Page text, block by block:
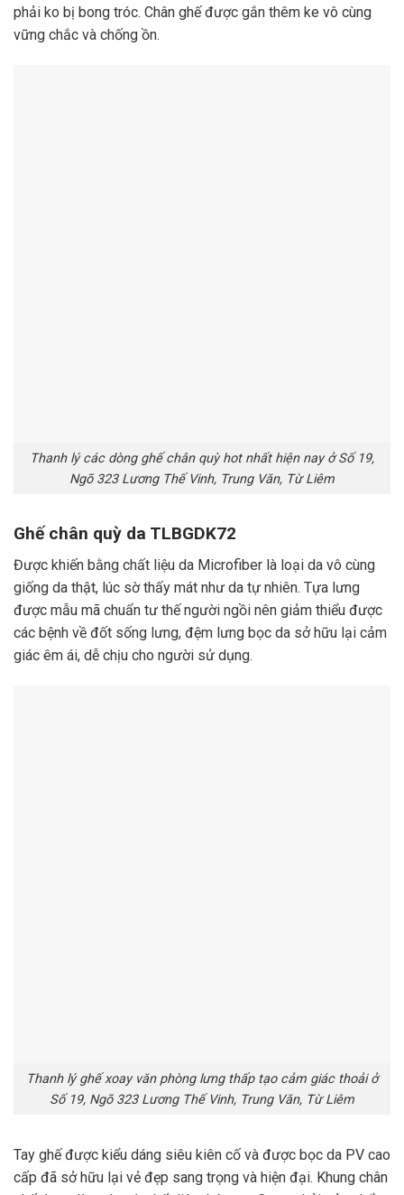
phải ko bị bong tróc. Chân ghế được gắn thêm ke vô cùng
vững chắc và chống ồn.
Thanh lý các dòng ghế chân quỳ hot nhất hiện nay ở Số 19,
Ngõ 323 Lương Thế Vinh, Trung Văn, Từ Liêm
Ghế chân quỳ da TLBGDK72
Được khiến bằng chất liệu da Microfiber là loại da vô cùng
giống da thật, lúc sờ thấy mát như da tự nhiên. Tựa lưng
được mẫu mã chuẩn tư thế người ngồi nên giảm thiểu được
các bệnh về đốt sống lưng, đệm lưng bọc da sở hữu lại cảm
giác êm ái, dễ chịu cho người sử dụng.
Thanh lý ghế xoay văn phòng lưng thấp tạo cảm giác thoải ở
Số 19, Ngõ 323 Lương Thế Vinh, Trung Văn, Từ Liêm
Tay ghế được kiểu dáng siêu kiên cố và được bọc da PV cao
cấp đã sở hữu lại vẻ đẹp sang trọng và hiện đại. Khung chân